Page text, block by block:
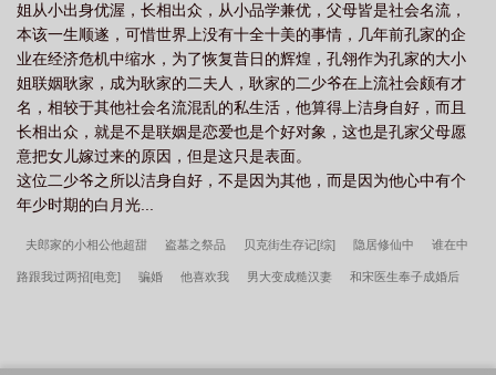
姐从小出身优渥，长相出众，从小品学兼优，父母皆是社会名流，
本该一生顺遂，可惜世界上没有十全十美的事情，几年前孔家的企
业在经济危机中缩水，为了恢复昔日的辉煌，孔翎作为孔家的大小
姐联姻耿家，成为耿家的二夫人，耿家的二少爷在上流社会颇有才
名，相较于其他社会名流混乱的私生活，他算得上洁身自好，而且
长相出众，就是不是联姻是恋爱也是个好对象，这也是孔家父母愿
意把女儿嫁过来的原因，但是这只是表面。
这位二少爷之所以洁身自好，不是因为其他，而是因为他心中有个
年少时期的白月光...
夫郎家的小相公他超甜 盗墓之祭品 贝克街生存记[综] 隐居修仙中 谁在中
路跟我过两招[电竞] 骗婚 他喜欢我 男大变成糙汉妻 和宋医生奉子成婚后